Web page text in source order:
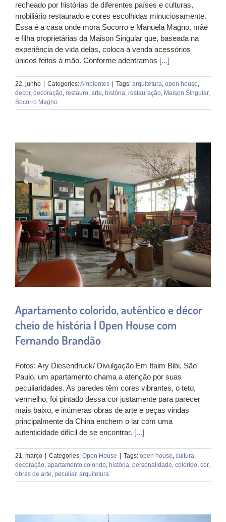
recheado por histórias de diferentes países e culturas,
mobiliário restaurado e cores escolhidas minuciosamente.
Essa é a casa onde mora Socorro e Manuela Magno, mãe
e filha proprietárias da Maison Singular que, baseada na
experiência de vida delas, coloca à venda acessórios
únicos feitos à mão. Conforme adentramos [...]
22, junho Categories:Ambientes Tags: arquitetura, open house,
decor, decoração, restauro, arte, história, restauração, Maison Singular,
Socorro Magno
Apartamento colorido, autêntico e décor
cheio de história | Open House com
Fernando Brandão
Fotos: Ary Diesendruck/ Divulgação Em Itaim Bibi, São
Paulo, um apartamento chama a atenção por suas
peculiaridades. As paredes têm cores vibrantes, o teto,
vermelho, foi pintado dessa cor justamente para parecer
mais baixo, e inúmeras obras de arte e peças vindas
principalmente da China enchem o lar com uma
autenticidade difícil de se encontrar. [...]
21, março Categories: Open House Tags: open house, cultura,
decoração, apartamento colorido, história, personalidade, colorido, cor,
obras de arte, peculiar, arquitetura